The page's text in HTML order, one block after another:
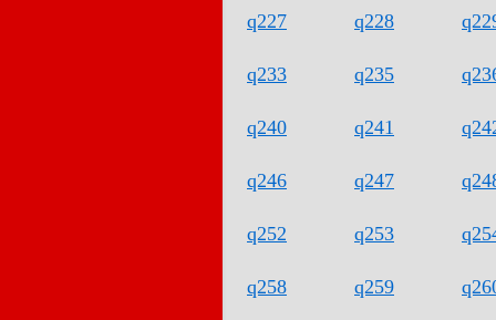
q227 q228
q233 q235
q240 q241
q246 q247
q252 q253
q258 q259